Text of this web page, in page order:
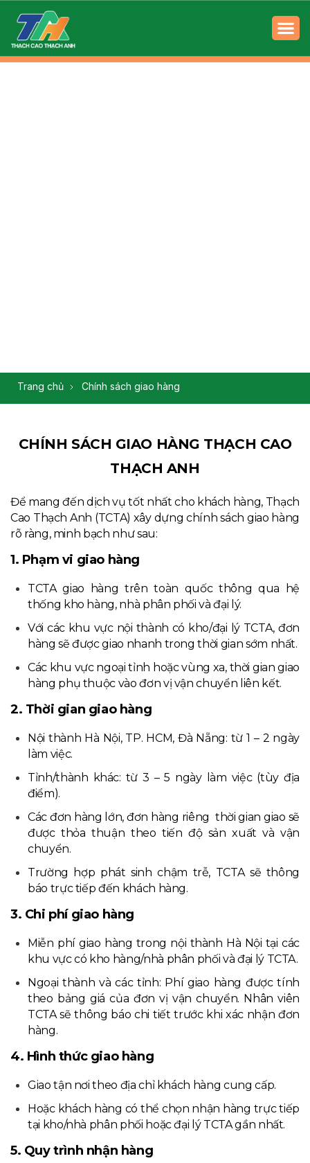
Trang chủ Chính sách giao hàng
CHÍNH SÁCH GIAO HÀNG THẠCH CAO
THẠCH ANH
Để mang đến dịch vụ tốt nhất cho khách hàng, Thạch
Cao Thạch Anh (TCTA) xây dựng chính sách giao hàng
rõ ràng, minh bạch như sau:
1. Phạm vi giao hàng
TCTA giao hàng trên toàn quốc thông qua hệ
thống kho hàng, nhà phân phối và đại lý.
Với các khu vực nội thành có kho/đại lý TCTA, đơn
hàng sẽ được giao nhanh trong thời gian sớm nhất.
Các khu vực ngoại tỉnh hoặc vùng xa, thời gian giao
hàng phụ thuộc vào đơn vị vận chuyển liên kết.
2. Thời gian giao hàng
Nội thành Hà Nội, TP. HCM, Đà Nẵng: từ 1 – 2 ngày
làm việc.
Tỉnh/thành khác: từ 3 – 5 ngày làm việc (tùy địa
điểm).
Các đơn hàng lớn, đơn hàng riêng thời gian giao sẽ
được thỏa thuận theo tiến độ sản xuất và vận
chuyển.
Trường hợp phát sinh chậm trễ, TCTA sẽ thông
báo trực tiếp đến khách hàng.
3. Chi phí giao hàng
Miễn phí giao hàng trong nội thành Hà Nội tại các
khu vực có kho hàng/nhà phân phối và đại lý TCTA.
Ngoại thành và các tỉnh: Phí giao hàng được tính
theo bảng giá của đơn vị vận chuyển. Nhân viên
TCTA sẽ thông báo chi tiết trước khi xác nhận đơn
hàng.
4. Hình thức giao hàng
Giao tận nơi theo địa chỉ khách hàng cung cấp.
Hoặc khách hàng có thể chọn nhận hàng trực tiếp
tại kho/nhà phân phối hoặc đại lý TCTA gần nhất.
5. Quy trình nhận hàng